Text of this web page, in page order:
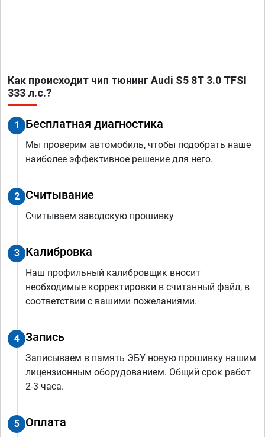
Как происходит чип тюнинг Audi S5 8T 3.0 TFSI
333 л.с.?
1 Бесплатная диагностика
Мы проверим автомобиль, чтобы подобрать наше
наиболее эффективное решение для него.
2 Считывание
Считываем заводскую прошивку
3 Калибровка
Наш профильный калибровщик вносит
необходимые корректировки в считанный файл, в
соответствии с вашими пожеланиями.
4 Запись
Записываем в память ЭБУ новую прошивку нашим
лицензионным оборудованием. Общий срок работ
2-3 часа.
5 Оплата